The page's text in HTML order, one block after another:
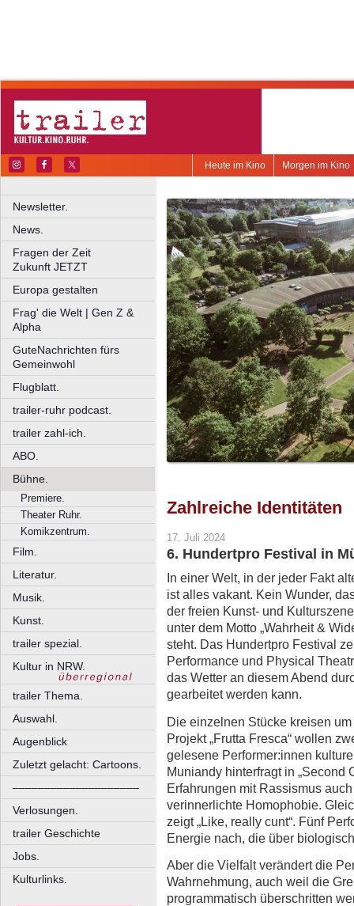
Morgen im Kino
Heute im Kino
Newsletter.
News.
Fragen der Zeit
Zukunft JETZT
Europa gestalten
Frag' die Welt | Gen Z &
Alpha
GuteNachrichten fürs
Gemeinwohl
Flugblatt.
trailer-ruhr podcast.
trailer zahl-ich.
ABO.
Bühne.
Premiere.
Theater Ruhr.
Komikzentrum.
Film.
Literatur.
Musik.
Kunst.
trailer spezial.
Kultur in NRW.
trailer Thema.
Auswahl.
Augenblick
Zuletzt gelacht: Cartoons.
––––––––––––––––––––
Verlosungen.
trailer Geschichte
Jobs.
Kulturlinks.
Zahlreiche Identitäten
17. Juli 2024
6. Hundertpro Festival in
In einer Welt, in der jeder Fakt
ist alles vakant. Kein Wunder,
der freien Kunst- und
unter dem Motto „Wahrheit &
steht. Das Hundertpro Festival
Performance und Physical
das Wetter an diesem Abend
gearbeitet werden kann.
Die einzelnen Stücke kreisen
Projekt „Frutta Fresca“ wollen
gelesene Performer:innen
Muniandy hinterfragt in „Second
Erfahrungen mit Rassismus
verinnerlichte Homophobie.
zeigt „Like, really cunt“. Fünf
Energie nach, die über
Aber die Vielfalt verändert die
Wahrnehmung, auch weil die
programmatisch überschritten